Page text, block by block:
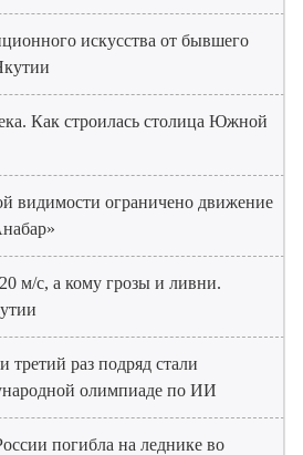
искусства от бывшего
Как строилась столица Южной
видимости ограничено движение
м/с, а кому грозы и ливни.
третий раз подряд стали
олимпиаде по ИИ
погибла на леднике во